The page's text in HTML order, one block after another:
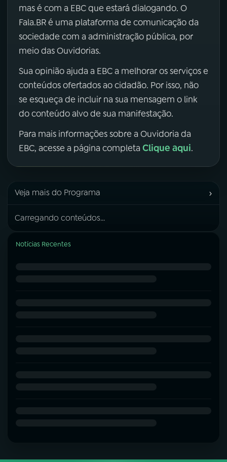
mas é com a EBC que estará dialogando. O
Fala.BR é uma plataforma de comunicação da
sociedade com a administração pública, por
meio das Ouvidorias.
Sua opinião ajuda a EBC a melhorar os serviços e
conteúdos ofertados ao cidadão. Por isso, não
se esqueça de incluir na sua mensagem o link
do conteúdo alvo de sua manifestação.
Para mais informações sobre a Ouvidoria da
EBC, acesse a página completa Clique aqui.
Veja mais do Programa ›
Carregando conteúdos...
Notícias Recentes